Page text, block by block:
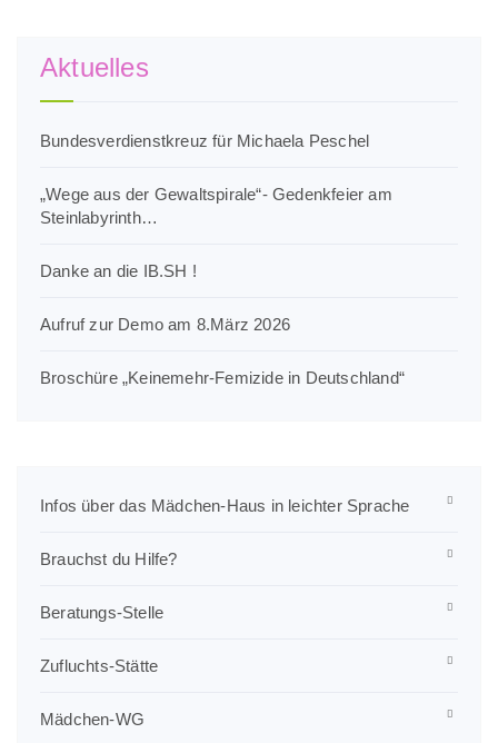
Aktuelles
Bundesverdienstkreuz für Michaela Peschel
„Wege aus der Gewaltspirale“- Gedenkfeier am
Steinlabyrinth…
Danke an die IB.SH !
Aufruf zur Demo am 8.März 2026
Broschüre „Keinemehr-Femizide in Deutschland“
Infos über das Mädchen-Haus in leichter Sprache
Brauchst du Hilfe?
Beratungs-Stelle
Zufluchts-Stätte
Mädchen-WG